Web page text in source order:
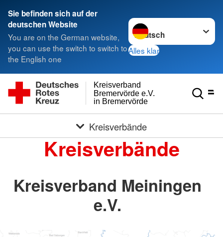
Sie befinden sich auf der
deutschen Website
You are on the German website,
you can use the switch to switch to
the English one
Sprache wechseln zu
Alles klar
in Bremervörde
Bremervörde e.V.
Kreisverband
Kreisverbände
Kreisverbände
Kreisverband Meiningen
e.V.